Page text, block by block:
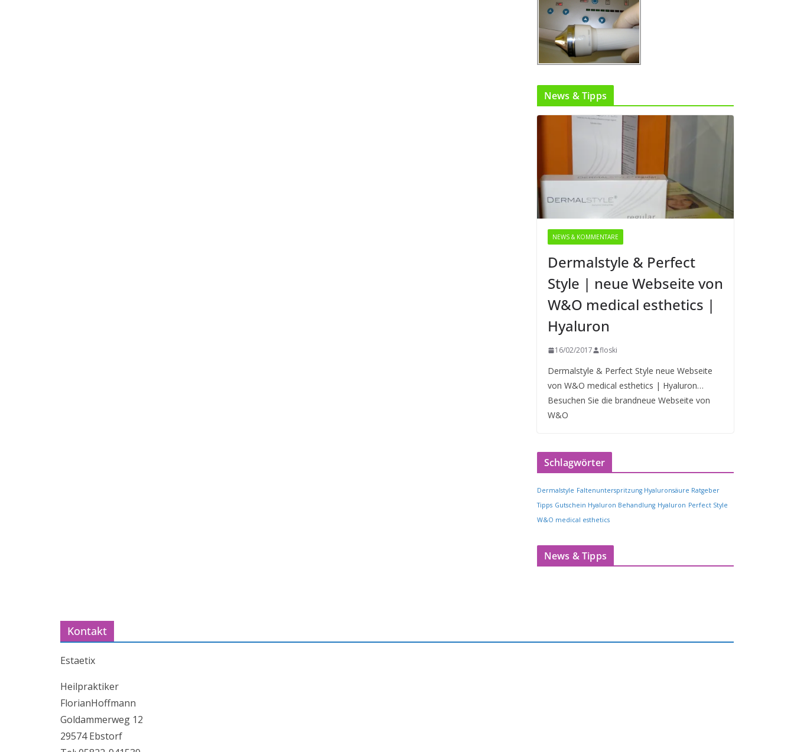
News & Tipps
NEWS & KOMMENTARE
Dermalstyle & Perfect
Style | neue Webseite von
W&O medical esthetics |
Hyaluron
16/02/2017 floski
Dermalstyle & Perfect Style neue Webseite
von W&O medical esthetics | Hyaluron…
Besuchen Sie die brandneue Webseite von
W&O
Schlagwörter
Dermalstyle Faltenunterspritzung Hyaluronsäure Ratgeber
Tipps Gutschein Hyaluron Behandlung Hyaluron Perfect Style
W&O medical esthetics
News & Tipps
Kontakt
Estaetix
Heilpraktiker
FlorianHoffmann
Goldammerweg 12
29574 Ebstorf